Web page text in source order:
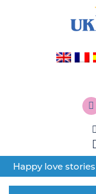
Happy love